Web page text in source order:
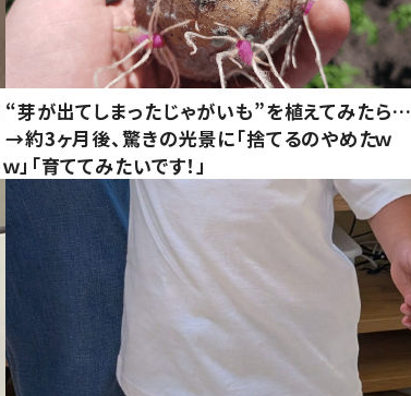
“芽が出てしまったじゃがいも”を植えてみたら…
→約3ヶ月後、驚きの光景に「捨てるのやめたｗ
ｗ」「育ててみたいです！」